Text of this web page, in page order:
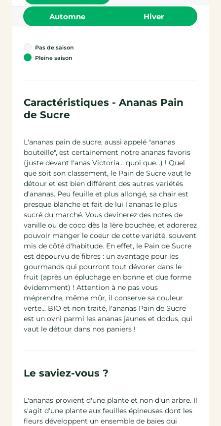
automne hiver
Pas de saison
Pleine saison
Caractéristiques - Ananas Pain
de Sucre
L'ananas pain de sucre, aussi appelé "ananas
bouteille", est certainement notre ananas favoris
(juste devant l'anas Victoria... quoi que...) ! Quel
que soit son classement, le Pain de Sucre vaut le
détour et est bien différent des autres variétés
d'ananas. Peu feuille et plus allongé, sa chair est
presque blanche et fait de lui l'ananas le plus
sucré du marché. Vous devinerez des notes de
vanille ou de coco dès la 1ère bouchée, et adorerez
pouvoir manger le coeur de cette variété, souvent
mis de côté d'habitude. En effet, le Pain de Sucre
est dépourvu de fibres : un avantage pour les
gourmands qui pourront tout dévorer dans le
fruit (après un épluchage en bonne et due forme
évidemment) ! Attention à ne pas vous
méprendre, même mûr, il conserve sa couleur
verte... BIO et non traité, l'ananas Pain de Sucre
est un ovni parmi les ananas jaunes et dodus, qui
vaut le détour dans nos paniers !
Le saviez-vous ?
L'ananas provient d'une plante et non d'un arbre. Il
s'agit d'une plante aux feuilles épineuses dont les
fleurs développent un ensemble de baies qui